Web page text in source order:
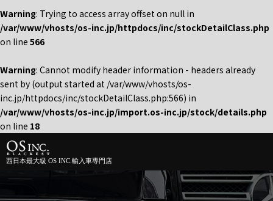
Warning: Trying to access array offset on null in
/var/www/vhosts/os-inc.jp/httpdocs/inc/stockDetailClass.php
on line 566
Warning: Cannot modify header information - headers already
sent by (output started at /var/www/vhosts/os-
inc.jp/httpdocs/inc/stockDetailClass.php:566) in
/var/www/vhosts/os-inc.jp/import.os-inc.jp/stock/details.php
on line 18
西日本最大級 OS INC.輸入車専門店